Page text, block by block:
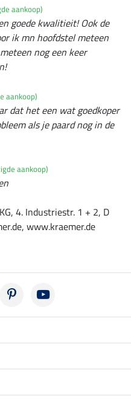
aankoop)
goede kwalitieit! Ook de
ik mn hoofdstel meteen
nog een keer
aankoop)
dat het een wat goedkoper
als je paard nog in de
aankoop)
4. Industriestr. 1 + 2, D
www.kraemer.de